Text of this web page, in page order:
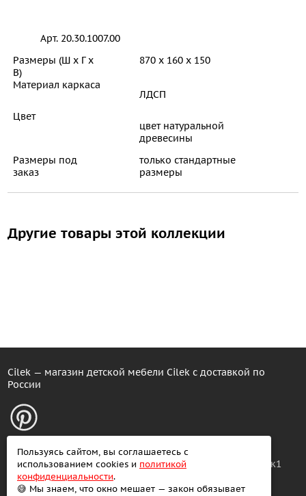
Арт. 20.30.1007.00
Размеры (Ш х Г х
В)
870 x 160 x 150
Материал каркаса
ЛДСП
Цвет
цвет натуральной
древесины
Размеры под
заказ
только стандартные
размеры
Другие товары этой коллекции
Cilek — магазин детской мебели Cilek с доставкой по
России
Условия продажи
Доставка
Оплата и гарантии
Розничные продажи
Москва: ул. Вольная, 28/4к1
Пользуясь сайтом, вы соглашаетесь с
использованием cookies и политикой
конфиденциальности.
😅 Мы знаем, что окно мешает — закон обязывает